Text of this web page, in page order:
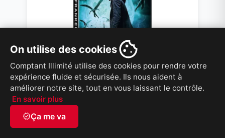
On utilise des cookies
Comptant Illimité utilise des cookies pour rendre votre
expérience fluide et sécurisée. Ils nous aident à
améliorer notre site, tout en vous laissant le contrôle.
En savoir plus
verifiedÇa me va
I FRANKENSTEIN DVD
DVD Spécial 4 pour 10 Taxes incluses sur -4.00$